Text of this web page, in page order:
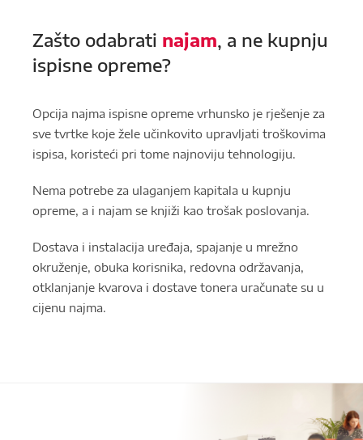
Zašto odabrati najam, a ne kupnju
ispisne opreme?
Opcija najma ispisne opreme vrhunsko je rješenje za
sve tvrtke koje žele učinkovito upravljati troškovima
ispisa, koristeći pri tome najnoviju tehnologiju.
Nema potrebe za ulaganjem kapitala u kupnju
opreme, a i najam se knjiži kao trošak poslovanja.
Dostava i instalacija uređaja, spajanje u mrežno
okruženje, obuka korisnika, redovna održavanja,
otklanjanje kvarova i dostave tonera uračunate su u
cijenu najma.